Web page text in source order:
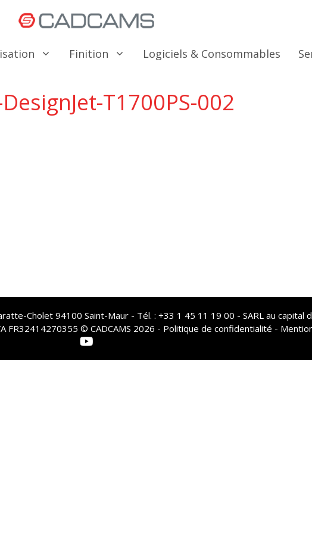
Finition Logiciels & Consommables
T1700PS-002
Cholet 94100 Saint-Maur - Tél. : +33 1 45 11 19 00 - SARL au capital
FR32414270355 © CADCAMS 2026 - Politique de confidentialité -